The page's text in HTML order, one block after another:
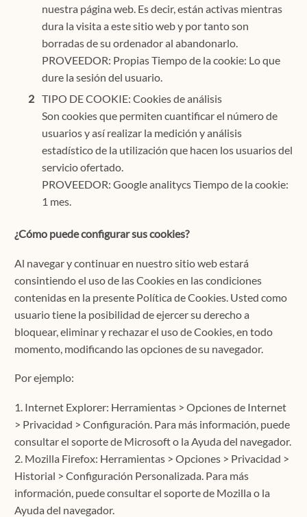
nuestra página web. Es decir, están activas mientras
dura la visita a este sitio web y por tanto son
borradas de su ordenador al abandonarlo.
PROVEEDOR: Propias Tiempo de la cookie: Lo que
dure la sesión del usuario.
TIPO DE COOKIE: Cookies de análisis
Son cookies que permiten cuantificar el número de
usuarios y así realizar la medición y análisis
estadístico de la utilización que hacen los usuarios del
servicio ofertado.
PROVEEDOR: Google analitycs Tiempo de la cookie:
1 mes.
¿Cómo puede configurar sus cookies?
Al navegar y continuar en nuestro sitio web estará
consintiendo el uso de las Cookies en las condiciones
contenidas en la presente Política de Cookies. Usted como
usuario tiene la posibilidad de ejercer su derecho a
bloquear, eliminar y rechazar el uso de Cookies, en todo
momento, modificando las opciones de su navegador.
Por ejemplo:
1. Internet Explorer: Herramientas > Opciones de Internet
> Privacidad > Configuración. Para más información, puede
consultar el soporte de Microsoft o la Ayuda del navegador.
2. Mozilla Firefox: Herramientas > Opciones > Privacidad >
Historial > Configuración Personalizada. Para más
información, puede consultar el soporte de Mozilla o la
Ayuda del navegador.